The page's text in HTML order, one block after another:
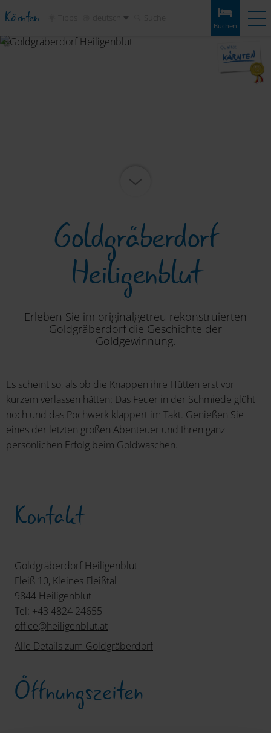
Kärnten Buchen
Goldgräberdorf
Heiligenblut
Erleben Sie im originalgetreu rekonstruierten
Goldgräberdorf die Geschichte der
Goldgewinnung.
Es scheint so, als ob die Knappen ihre Hütten erst vor
kurzem verlassen hätten: Das Feuer in der Schmiede glüht
noch und das Pochwerk klappert im Takt. Genießen Sie
eines der letzten großen Abenteuer und Ihren ganz
persönlichen Erfolg beim Goldwaschen.
Kontakt
Goldgräberdorf Heiligenblut
Fleiß 10, Kleines Fleißtal
9844 Heiligenblut
Tel: +43 4824 24655
office@heiligenblut.at
Alle Details zum Goldgräberdorf
Öffnungszeiten